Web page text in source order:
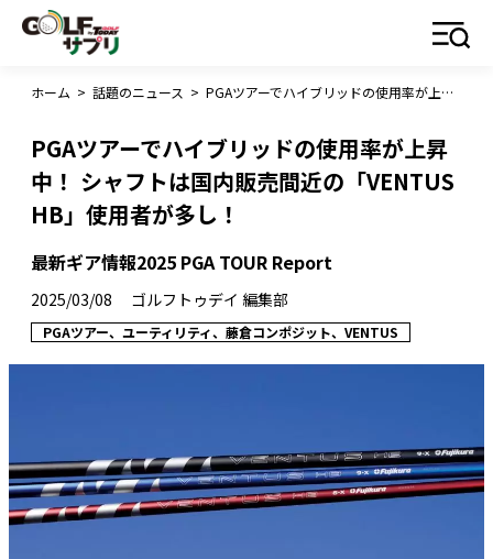
ホーム > 話題のニュース > PGAツアーでハイブリッドの使用率が上昇中！ シャフトは国内販売間近の「VENTUS HB」使用者が多し！
PGAツアーでハイブリッドの使用率が上昇
中！ シャフトは国内販売間近の「VENTUS
HB」使用者が多し！
最新ギア情報2025 PGA TOUR Report
2025/03/08 ゴルフトゥデイ 編集部
PGAツアー、ユーティリティ、藤倉コンポジット、VENTUS